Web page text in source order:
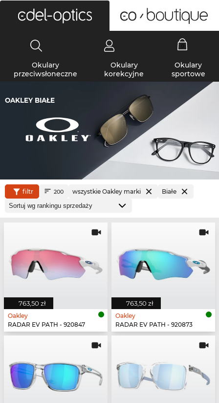
Okulary
przeciwsłoneczne
Okulary
korekcyjne
Okulary
sportowe
OAKLEY BIAŁE
filtr 200 wszystkie Oakley marki Białe
763,50 zł
Oakley
RADAR EV PATH - 920847
763,50 zł
Oakley
RADAR EV PATH - 920873